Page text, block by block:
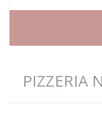
PIZZERIA